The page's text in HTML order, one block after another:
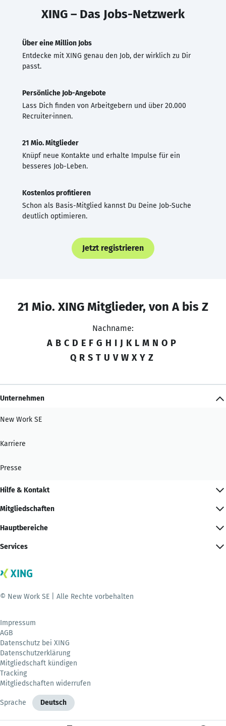
XING – Das Jobs-Netzwerk
Über eine Million Jobs
Entdecke mit XING genau den Job, der wirklich zu Dir
passt.
Persönliche Job-Angebote
Lass Dich finden von Arbeitgebern und über 20.000
Recruiter·innen.
21 Mio. Mitglieder
Knüpf neue Kontakte und erhalte Impulse für ein
besseres Job-Leben.
Kostenlos profitieren
Schon als Basis-Mitglied kannst Du Deine Job-Suche
deutlich optimieren.
Jetzt registrieren
21 Mio. XING Mitglieder, von A bis Z
Nachname:
A B C D E F G H I J K L M N O P
Q R S T U V W X Y Z
Unternehmen
New Work SE
Karriere
Presse
Hilfe & Kontakt
Mitgliedschaften
Hauptbereiche
Services
© New Work SE | Alle Rechte vorbehalten
Impressum
AGB
Datenschutz bei XING
Datenschutzerklärung
Mitgliedschaft kündigen
Tracking
Mitgliedschaften widerrufen
Sprache Deutsch